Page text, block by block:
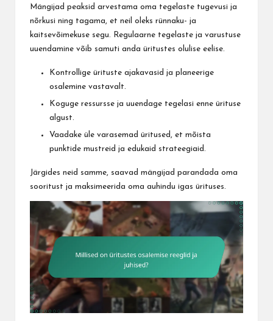
Mängijad peaksid arvestama oma tegelaste tugevusi ja
nõrkusi ning tagama, et neil oleks rünnaku- ja
kaitsevõimekuse segu. Regulaarne tegelaste ja varustuse
uuendamine võib samuti anda üritustes olulise eelise.
Kontrollige ürituste ajakavasid ja planeerige
osalemine vastavalt.
Koguge ressursse ja uuendage tegelasi enne ürituse
algust.
Vaadake üle varasemad üritused, et mõista
punktide mustreid ja edukaid strateegiaid.
Järgides neid samme, saavad mängijad parandada oma
sooritust ja maksimeerida oma auhindu igas ürituses.